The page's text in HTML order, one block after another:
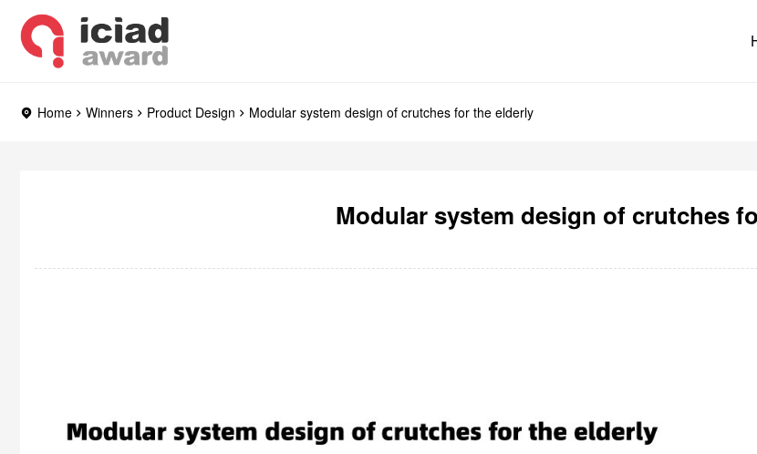
Home Winners Product Design Modular system design of crutches for the elderly
Modular system design of crutches